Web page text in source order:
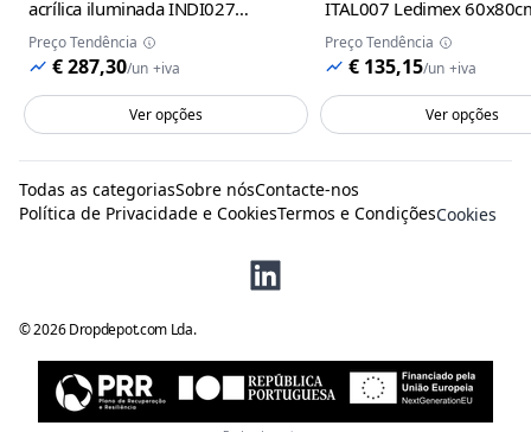
acrílica iluminada INDI027
100x55cm
Preço Tendência
€ 287,30/un +iva
Ver opções
ITAL007 Ledimex
Preço Tendência
€ 135,15/un +iva
Ver opções
©2026 Dropdepot.com Lda.
Todas as categoriasSobre nósContacte-nos
Política de Privacidade e CookiesTermos e CondiçõesCookies